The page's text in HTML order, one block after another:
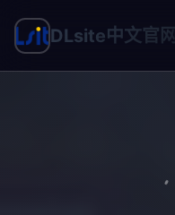
DLsite中文官网